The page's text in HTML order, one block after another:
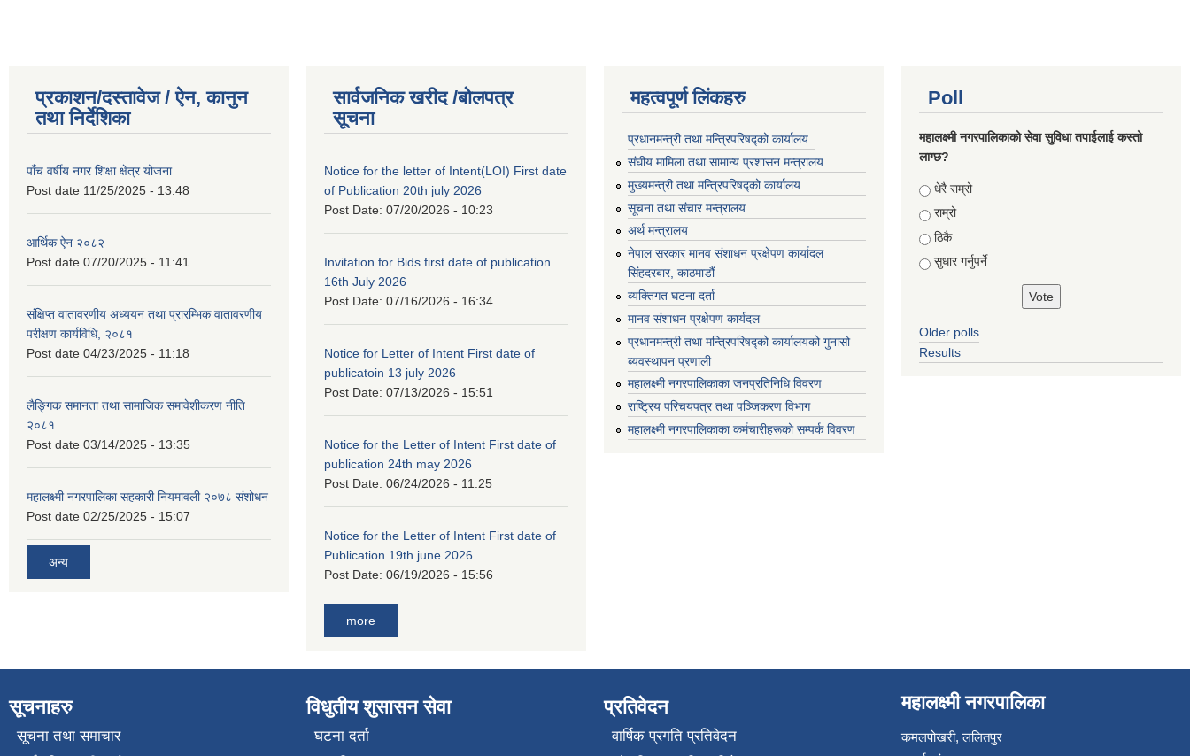
प्रकाशन/दस्तावेज / ऐन, कानुन
तथा निर्देशिका
पाँच वर्षीय नगर शिक्षा क्षेत्र योजना
Post date 11/25/2025 - 13:48
आर्थिक ऐन २०८२
Post date 07/20/2025 - 11:41
संक्षिप्त वातावरणीय अध्ययन तथा प्रारम्भिक वातावरणीय
परीक्षण कार्यविधि, २०८१
Post date 04/23/2025 - 11:18
लैङ्गिक समानता तथा सामाजिक समावेशीकरण नीति
२०८१
Post date 03/14/2025 - 13:35
महालक्ष्मी नगरपालिका सहकारी नियमावली २०७८ संशोधन
Post date 02/25/2025 - 15:07
अन्य
सार्वजनिक खरीद /बोलपत्र
सूचना
Notice for the letter of Intent(LOI) First date
of Publication 20th july 2026
Post Date: 07/20/2026 - 10:23
Invitation for Bids first date of publication
16th July 2026
Post Date: 07/16/2026 - 16:34
Notice for Letter of Intent First date of
publicatoin 13 july 2026
Post Date: 07/13/2026 - 15:51
Notice for the Letter of Intent First date of
publication 24th may 2026
Post Date: 06/24/2026 - 11:25
Notice for the Letter of Intent First date of
Publication 19th june 2026
Post Date: 06/19/2026 - 15:56
more
महत्वपूर्ण लिंकहरु
प्रधानमन्त्री तथा मन्त्रिपरिषद्को कार्यालय
संघीय मामिला तथा सामान्य प्रशासन मन्त्रालय
मुख्यमन्त्री तथा मन्त्रिपरिषद्को कार्यालय
सूचना तथा संचार मन्त्रालय
अर्थ मन्त्रालय
नेपाल सरकार मानव संशाधन प्रक्षेपण कार्यादल
सिंहदरबार, काठमाडौं
व्यक्तिगत घटना दर्ता
मानव संशाधन प्रक्षेपण कार्यदल
प्रधानमन्त्री तथा मन्त्रिपरिषद्को कार्यालयको गुनासो
ब्यवस्थापन प्रणाली
महालक्ष्मी नगरपालिकाका जनप्रतिनिधि विवरण
राष्ट्रिय परिचयपत्र तथा पञ्जिकरण विभाग
महालक्ष्मी नगरपालिकाका कर्मचारीहरूको सम्पर्क विवरण
Poll
महालक्ष्मी नगरपालिकाको सेवा सुविधा तपाईलाई कस्तो
लाग्छ?
Choices
धेरै राम्रो
राम्रो
ठिकै
सुधार गर्नुपर्ने
Older polls
Results
सूचनाहरु
सूचना तथा समाचार
विधुतीय शुसासन सेवा
घटना दर्ता
प्रतिवेदन
वार्षिक प्रगति प्रतिवेदन
महालक्ष्मी नगरपालिका
कमलपोखरी, ललितपुर